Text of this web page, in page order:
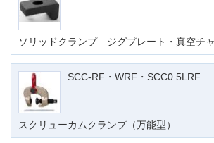
ソリッドクランプ ジグプレート・真空チ
SCC-RF・WRF・SCC0.5LRF
スクリューカムクランプ（万能型）